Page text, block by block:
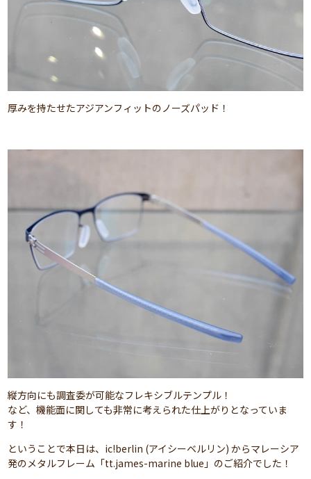
厚みを持たせたアジアンフィットのノーズパッド！
縦方向にも調査委が可能なフレキシブルテンプル！
など、機能面に関しても非常に考えられた仕上がりとなっていま
す！
ということで本日は、ic!berlin (アイシーベルリン) からマレーシア
発のメタルフレーム「tt.james-marine blue」のご紹介でした！